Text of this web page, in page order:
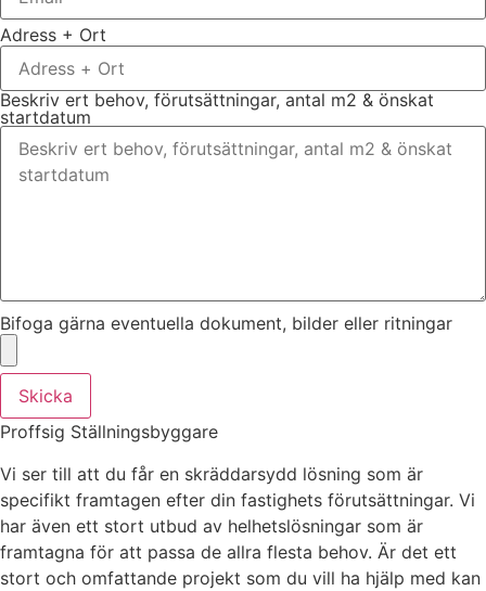
Adress + Ort
Beskriv ert behov, förutsättningar, antal m2 & önskat
startdatum
Bifoga gärna eventuella dokument, bilder eller ritningar
Skicka
Proffsig Ställningsbyggare
Vi ser till att du får en skräddarsydd lösning som är
specifikt framtagen efter din fastighets förutsättningar. Vi
har även ett stort utbud av helhetslösningar som är
framtagna för att passa de allra flesta behov. Är det ett
stort och omfattande projekt som du vill ha hjälp med kan